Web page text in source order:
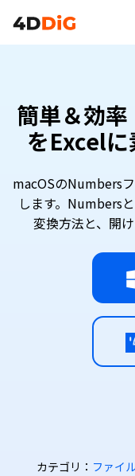
簡単＆効
をExcel
macOSのNumbers
します。Numbers
変換方法と、開
カテゴリ： ファイ